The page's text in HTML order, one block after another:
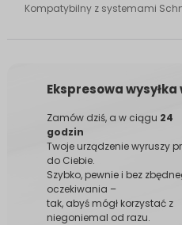
Kompatybilny z systemami
Ekspresowa wysyłka
Zamów dziś, a w ciągu 24
godzin
Twoje urządzenie wyruszy
do Ciebie.
Szybko, pewnie i bez
oczekiwania –
tak, abyś mógł korzystać z
niegoniemal od razu.